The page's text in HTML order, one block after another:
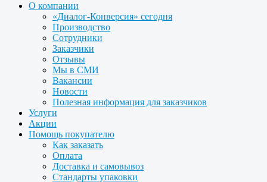
О компании
«Диалог-Конверсия» сегодня
Производство
Сотрудники
Заказчики
Отзывы
Мы в СМИ
Вакансии
Новости
Полезная информация для заказчиков
Услуги
Акции
Помощь покупателю
Как заказать
Оплата
Доставка и самовывоз
Стандарты упаковки